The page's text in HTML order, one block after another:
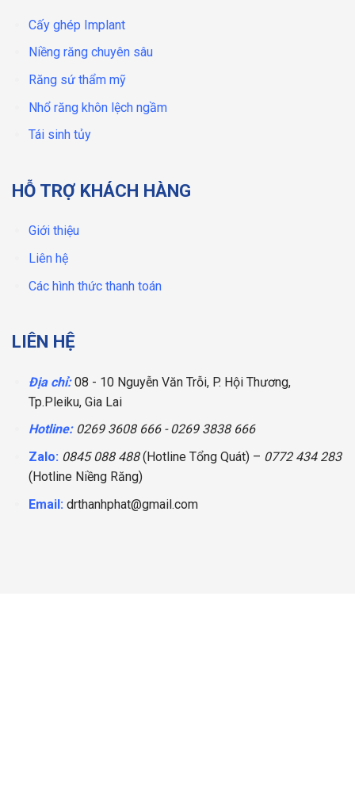
Cấy ghép Implant
Niềng răng chuyên sâu
Răng sứ thẩm mỹ
Nhổ răng khôn lệch ngầm
Tái sinh tủy
HỖ TRỢ KHÁCH HÀNG
Giới thiệu
Liên hệ
Các hình thức thanh toán
LIÊN HỆ
Địa chỉ: 08 - 10 Nguyễn Văn Trỗi, P. Hội Thương,
Tp.Pleiku, Gia Lai
Hotline: 0269 3608 666-0269 3838 666
Zalo: 0845 088 488(Hotline Tổng Quát) – 0772 434 283
(Hotline Niềng Răng)
Email: drthanhphat@gmail.com